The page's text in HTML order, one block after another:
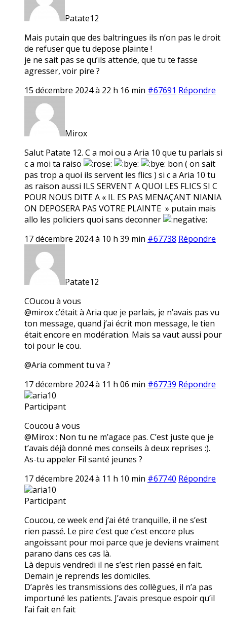
Patate12
Mais putain que des baltringues ils n’on pas le droit
de refuser que tu depose plainte !
je ne sait pas se qu’ils attende, que tu te fasse
agresser, voir pire ?
15 décembre 2024 à 22 h 16 min #67691 Répondre
Mirox
Salut Patate 12. C a moi ou a Aria 10 que tu parlais si
c a moi ta raiso
bon ( on sait
pas trop a quoi ils servent les flics ) si c a Aria 10 tu
as raison aussi ILS SERVENT A QUOI LES FLICS SI C
POUR NOUS DITE A « IL ES PAS MENAÇANT NIANIA
ON DEPOSERA PAS VOTRE PLAINTE » putain mais
allo les policiers quoi sans deconner
17 décembre 2024 à 10 h 39 min #67738 Répondre
Patate12
COucou à vous
@mirox c’était à Aria que je parlais, je n’avais pas vu
ton message, quand j’ai écrit mon message, le tien
était encore en modération. Mais sa vaut aussi pour
toi pour le cou.
@Aria comment tu va ?
17 décembre 2024 à 11 h 06 min #67739 Répondre
aria10
Participant
Coucou à vous
@Mirox : Non tu ne m’agace pas. C’est juste que je
t’avais déjà donné mes conseils à deux reprises :).
As-tu appeler Fil santé jeunes ?
17 décembre 2024 à 11 h 10 min #67740 Répondre
aria10
Participant
Coucou, ce week end j’ai été tranquille, il ne s’est
rien passé. Le pire c’est que c’est encore plus
angoissant pour moi parce que je deviens vraiment
parano dans ces cas là.
Là depuis vendredi il ne s’est rien passé en fait.
Demain je reprends les domiciles.
D’après les transmissions des collègues, il n’a pas
importuné les patients. J’avais presque espoir qu’il
l’ai fait en fait